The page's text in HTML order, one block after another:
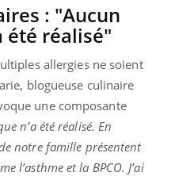
: "Aucun
été réalisé"
allergies ne soient
blogueuse culinaire
une composante
n’a été réalisé. En
notre famille présentent
l’asthme et la BPCO. J’ai